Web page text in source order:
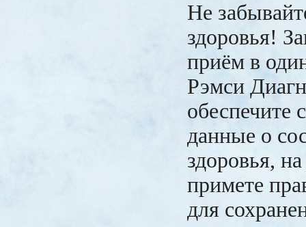
Не
здоровья!
приём в
Рэмси
обеспечите
данные о
здоровья,
примете
для